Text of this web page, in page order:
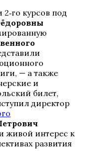
2‑го курсов под
— а также
и
билет,
директор
живой интерес к
развития